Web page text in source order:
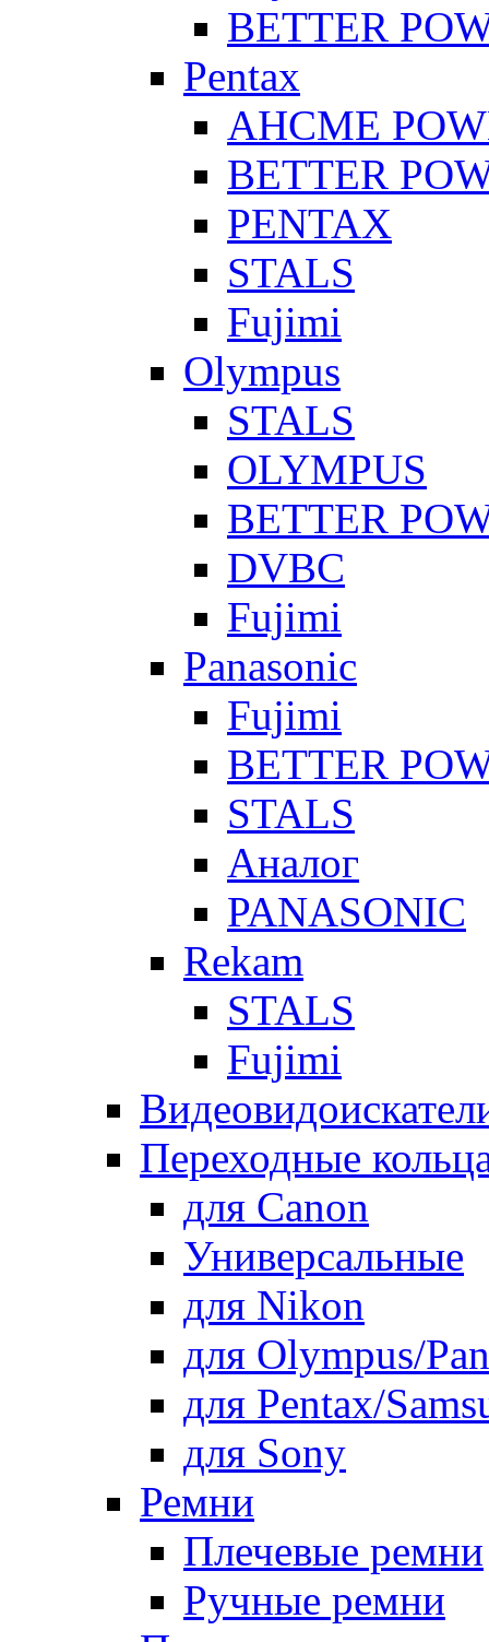
BETTER
Pentax
AHCME
BETTER
PENTAX
STALS
Fujimi
Olympus
STALS
OLYMPUS
BETTER
DVBC
Fujimi
Panasonic
Fujimi
BETTER
STALS
Аналог
PANASONIC
Rekam
STALS
Fujimi
Переходные
для Canon
Универсальные
для Nikon
для Olympus/
для Pentax/
для Sony
Ремни
Плечевые ремни
Ручные ремни